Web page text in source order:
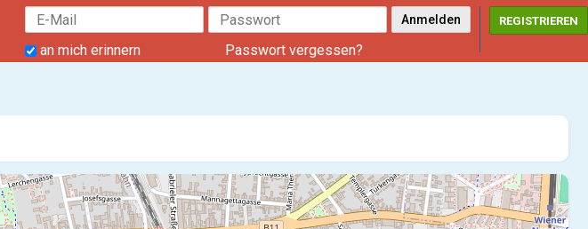
an mich erinnern Passwort vergessen?
REGISTRIEREN